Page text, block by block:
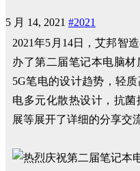
5 月 14, 2021 #2021
2021年5月14日，艾邦智
办了第二届笔记本电脑
5G笔电的设计趋势，轻
电多元化散热设计，抗
展等展开了详细的分享交